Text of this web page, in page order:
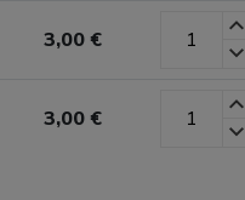
3,00 €
3,00 €